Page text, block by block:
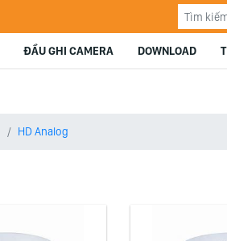
ĐẦU GHI CAMERA DOWNLOAD
HD Analog